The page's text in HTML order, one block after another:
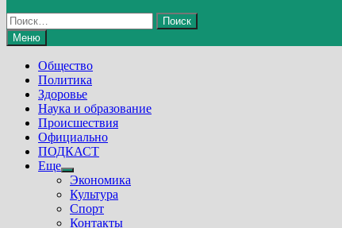
Найти:
Меню
Общество
Политика
Здоровье
Наука и образование
Происшествия
Официально
ПОДКАСТ
Еще
Show
sub
menu
Экономика
Культура
Спорт
Контакты